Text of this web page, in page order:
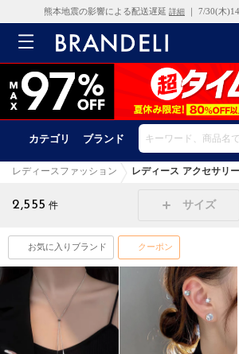
熊本地震の影響による配送遅延 詳細 ｜ 7/30(木
カテゴリ ブランド
レディースファッション レディース アクセサリ
2,555 件 サイズ
お気に入りブランド クーポン